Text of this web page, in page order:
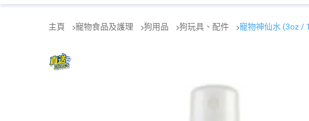
主頁 寵物食品及護理 狗用品 狗玩具、配件 寵物神仙水 (3oz /